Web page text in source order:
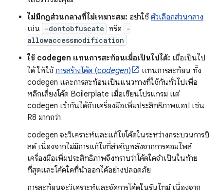
ไม่มีกฎส่วนกลางที่ไม่เหมาะสม: อย่าใช้ ตัวเลือกส่วนกลาง
เช่น
-dontobfuscate หรือ
-
allowaccessmodification
ใช้ codegen แทนการสะท้อนเมื่อเป็นไปได้: เมื่อเป็นไป
ได้ ให้ใช้ การสร้างโค้ด (codegen)
แทนการสะท้อน ทั้ง
codegen และการสะท้อนเป็นแนวทางที่ใช้กันทั่วไปเพื่อ
หลีกเลี่ยงโค้ด Boilerplate เมื่อเขียนโปรแกรม แต่
codegen เข้ากันได้กับเครื่องมือเพิ่มประสิทธิภาพแอป เช่น
R8 มากกว่า
codegen จะวิเคราะห์และแก้ไขโค้ดในระหว่างกระบวนการบิ
ลด์ เนื่องจากไม่มีการแก้ไขที่สำคัญหลังจากการคอมไพล์
เครื่องมือเพิ่มประสิทธิภาพจึงทราบว่าโค้ดใดจำเป็นในท้าย
ที่สุดและโค้ดใดที่นำออกได้อย่างปลอดภัย
การสะท้อนจะวิเคราะห์และจัดการโค้ดในรันไทม์ เนื่องจาก